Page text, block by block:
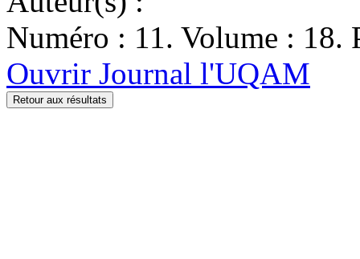
Numéro : 11. Volume : 18.
Ouvrir Journal l'UQAM
Retour aux résultats